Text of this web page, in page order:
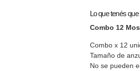
Lo que tenés
Combo 12
Combo x 12
Tamaño de
No se pueden